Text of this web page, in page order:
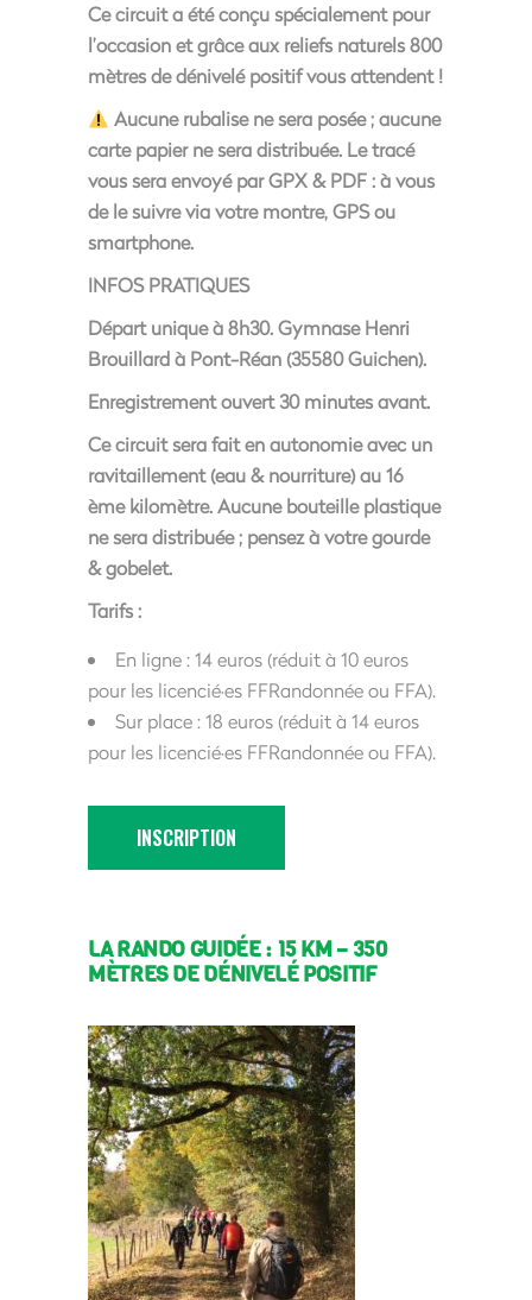
Ce circuit a été conçu spécialement pour
l’occasion et grâce aux reliefs naturels 800
mètres de dénivelé positif vous attendent !
Aucune rubalise ne sera posée ; aucune
carte papier ne sera distribuée. Le tracé
vous sera envoyé par GPX & PDF : à vous
de le suivre via votre montre, GPS ou
smartphone.
INFOS PRATIQUES
Départ unique à 8h30. Gymnase Henri
Brouillard à Pont-Réan (35580 Guichen).
Enregistrement ouvert 30 minutes avant.
Ce circuit sera fait en autonomie avec un
ravitaillement (eau & nourriture) au 16
ème kilomètre.Aucune bouteille plastique
ne sera distribuée ; pensez à votre gourde
& gobelet.
Tarifs :
En ligne : 14 euros (réduit à 10 euros
pour les licencié·es FFRandonnée ou FFA).
Sur place : 18 euros (réduit à 14 euros
pour les licencié·es FFRandonnée ou FFA).
INSCRIPTION
LA RANDO GUIDÉE : 15 KM – 350
MÈTRES DE DÉNIVELÉ POSITIF